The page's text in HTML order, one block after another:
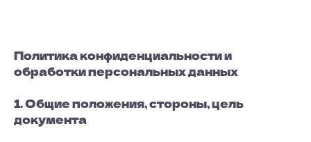
Политика конфиденциальности и
обработки персональных данных
1. Общие положения, стороны, цель
документа